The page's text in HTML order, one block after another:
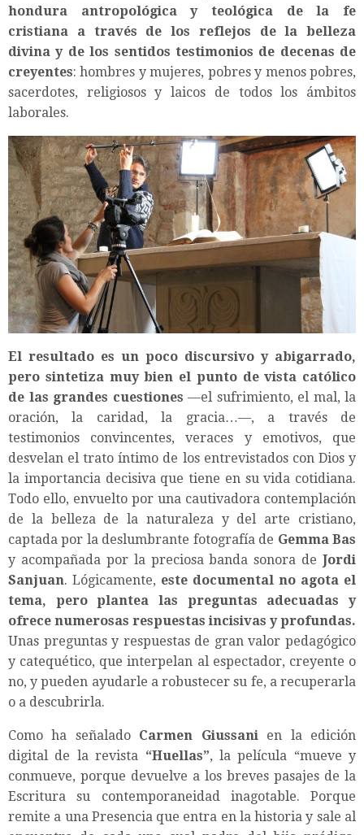
hondura antropológica y teológica de la fe
cristiana a través de los reflejos de la belleza
divina y de los sentidos testimonios de decenas de
creyentes: hombres y mujeres, pobres y menos pobres,
sacerdotes, religiosos y laicos de todos los ámbitos
laborales.
El resultado es un poco discursivo y abigarrado,
pero sintetiza muy bien el punto de vista católico
de las grandes cuestiones —el sufrimiento, el mal, la
oración, la caridad, la gracia…—, a través de
testimonios convincentes, veraces y emotivos, que
desvelan el trato íntimo de los entrevistados con Dios y
la importancia decisiva que tiene en su vida cotidiana.
Todo ello, envuelto por una cautivadora contemplación
de la belleza de la naturaleza y del arte cristiano,
captada por la deslumbrante fotografía de Gemma Bas
y acompañada por la preciosa banda sonora de Jordi
Sanjuan. Lógicamente, este documental no agota el
tema, pero plantea las preguntas adecuadas y
ofrece numerosas respuestas incisivas y profundas.
Unas preguntas y respuestas de gran valor pedagógico
y catequético, que interpelan al espectador, creyente o
no, y pueden ayudarle a robustecer su fe, a recuperarla
o a descubrirla.
Como ha señalado Carmen Giussanien la edición
digital de la revista “Huellas”, la película “mueve y
conmueve, porque devuelve a los breves pasajes de la
Escritura su contemporaneidad inagotable. Porque
remite a una Presencia que entra en la historia y sale al